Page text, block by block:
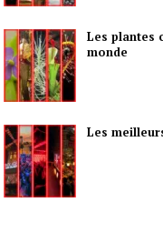
Les plantes
monde
Les